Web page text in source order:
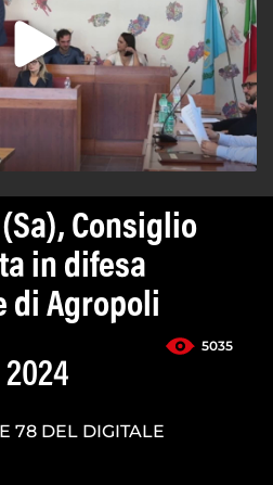
Consiglio
in difesa
di Agropoli
5035
78 DEL DIGITALE